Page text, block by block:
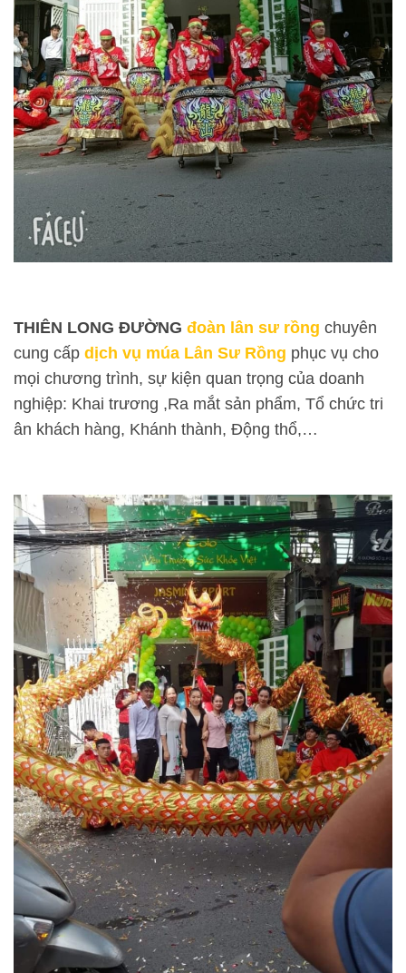
THIÊN LONG ĐƯỜNG đoàn lân sư rồng chuyên
cung cấp dịch vụ múa Lân Sư Rồng phục vụ cho
mọi chương trình, sự kiện quan trọng của doanh
nghiệp: Khai trương ,Ra mắt sản phẩm, Tổ chức tri
ân khách hàng, Khánh thành, Động thổ,…